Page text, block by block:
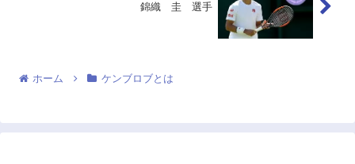
錦織 圭 選手
ホーム ケンブロブとは